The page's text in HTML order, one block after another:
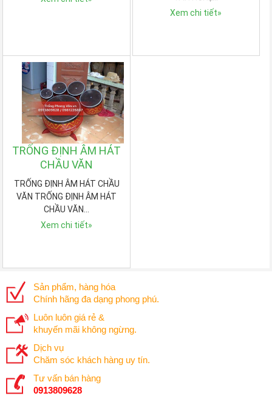
Xem chi tiết»
TRỐNG ĐỊNH ÂM HÁT
CHẦU VĂN
TRỐNG ĐỊNH ÂM HÁT CHẦU
VĂN TRỐNG ĐỊNH ÂM HÁT
CHẦU VĂN…
Xem chi tiết»
Sản phẩm, hàng hóa
Chính hãng đa dạng phong phú.
Luôn luôn giá rẻ &
khuyến mãi không ngừng.
Dịch vụ
Chăm sóc khách hàng uy tín.
Tư vấn bán hàng
0913809628